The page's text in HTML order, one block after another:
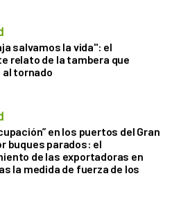
salvamos la vida": el
relato de la tambera que
al tornado
en los puertos del Gran
buques parados: el
de las exportadoras en
la medida de fuerza de los